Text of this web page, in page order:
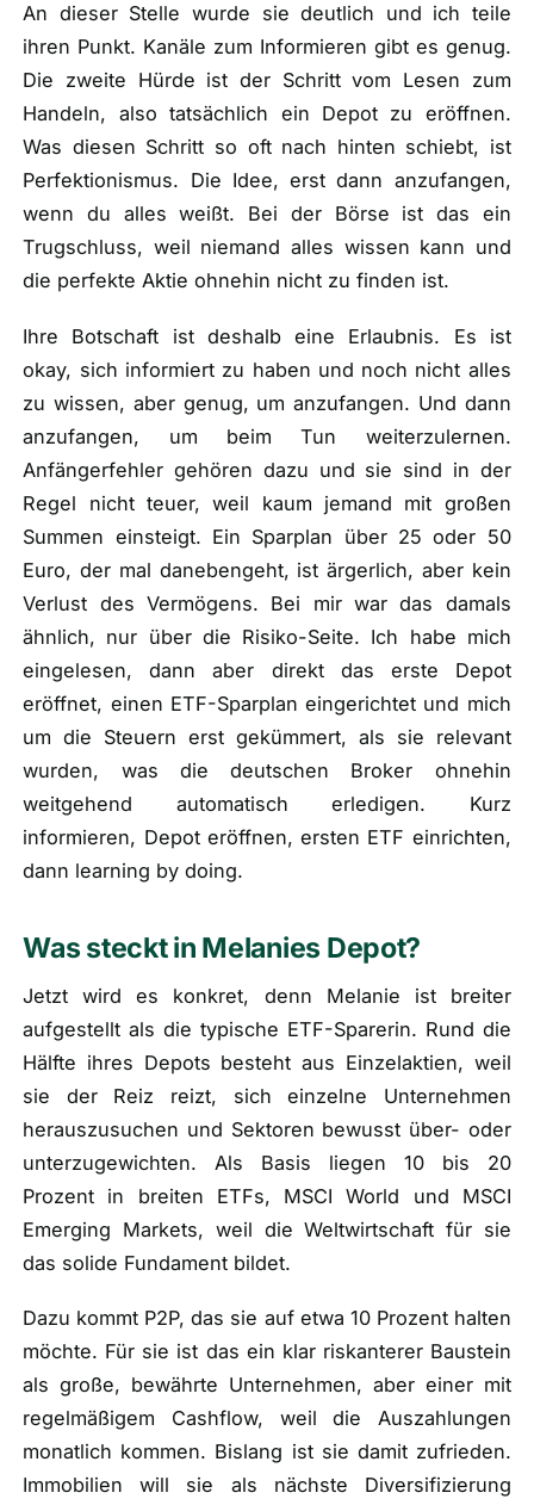
An dieser Stelle wurde sie deutlich und ich teile
ihren Punkt. Kanäle zum Informieren gibt es genug.
Die zweite Hürde ist der Schritt vom Lesen zum
Handeln, also tatsächlich ein Depot zu eröffnen.
Was diesen Schritt so oft nach hinten schiebt, ist
Perfektionismus. Die Idee, erst dann anzufangen,
wenn du alles weißt. Bei der Börse ist das ein
Trugschluss, weil niemand alles wissen kann und
die perfekte Aktie ohnehin nicht zu finden ist.
Ihre Botschaft ist deshalb eine Erlaubnis. Es ist
okay, sich informiert zu haben und noch nicht alles
zu wissen, aber genug, um anzufangen. Und dann
anzufangen, um beim Tun weiterzulernen.
Anfängerfehler gehören dazu und sie sind in der
Regel nicht teuer, weil kaum jemand mit großen
Summen einsteigt. Ein Sparplan über 25 oder 50
Euro, der mal danebengeht, ist ärgerlich, aber kein
Verlust des Vermögens. Bei mir war das damals
ähnlich, nur über die Risiko-Seite. Ich habe mich
eingelesen, dann aber direkt das erste Depot
eröffnet, einen ETF-Sparplan eingerichtet und mich
um die Steuern erst gekümmert, als sie relevant
wurden, was die deutschen Broker ohnehin
weitgehend automatisch erledigen. Kurz
informieren, Depot eröffnen, ersten ETF einrichten,
dann learning by doing.
Was steckt in Melanies Depot?
Jetzt wird es konkret, denn Melanie ist breiter
aufgestellt als die typische ETF-Sparerin. Rund die
Hälfte ihres Depots besteht aus Einzelaktien, weil
sie der Reiz reizt, sich einzelne Unternehmen
herauszusuchen und Sektoren bewusst über- oder
unterzugewichten. Als Basis liegen 10 bis 20
Prozent in breiten ETFs, MSCI World und MSCI
Emerging Markets, weil die Weltwirtschaft für sie
das solide Fundament bildet.
Dazu kommt P2P, das sie auf etwa 10 Prozent halten
möchte. Für sie ist das ein klar riskanterer Baustein
als große, bewährte Unternehmen, aber einer mit
regelmäßigem Cashflow, weil die Auszahlungen
monatlich kommen. Bislang ist sie damit zufrieden.
Immobilien will sie als nächste Diversifizierung